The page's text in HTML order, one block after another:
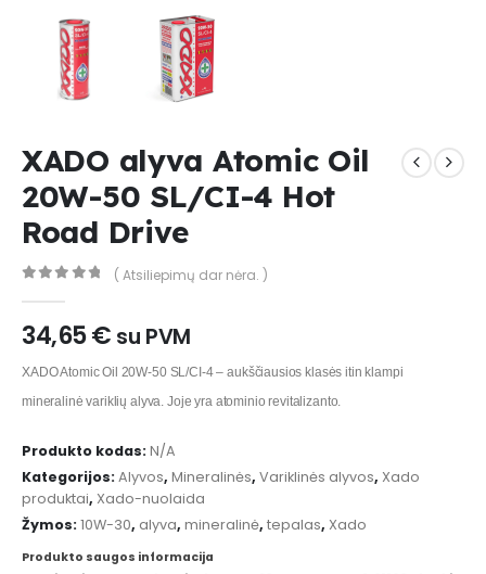
XADO alyva Atomic Oil
20W-50 SL/CI-4 Hot
Road Drive
( Atsiliepimų dar nėra. )
34,65€ su PVM
XADO Atomic Oil 20W-50 SL/CI-4 – aukščiausios klasės itin klampi
mineralinė variklių alyva. Joje yra atominio revitalizanto.
Produkto kodas: N/A
Kategorijos: Alyvos, Mineralinės, Variklinės alyvos, Xado
produktai, Xado-nuolaida
Žymos: 10W-30, alyva, mineralinė, tepalas, Xado
Produkto saugos informacija